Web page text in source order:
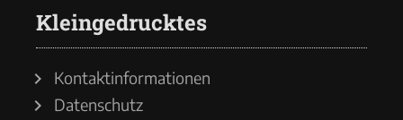
Kleingedrucktes
Kontaktinformationen
Datenschutz